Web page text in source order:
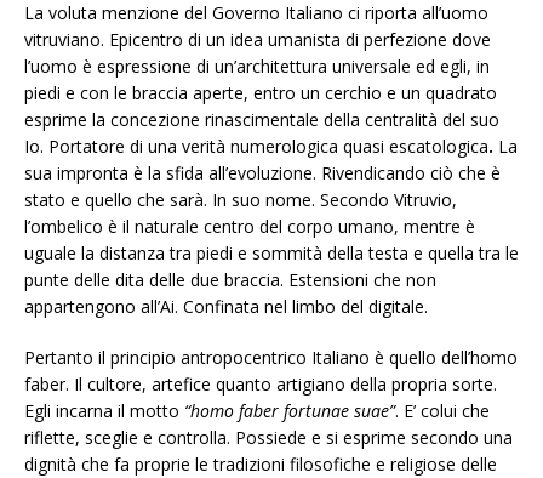
La voluta menzione del Governo Italiano ci riporta all’uomo
vitruviano. Epicentro di un idea umanista di perfezione dove
l’uomo è espressione di un’architettura universale ed egli, in
piedi e con le braccia aperte, entro un cerchio e un quadrato
esprime la concezione rinascimentale della centralità del suo
Io. Portatore di una verità numerologica quasi escatologica. La
sua impronta è la sfida all’evoluzione. Rivendicando ciò che è
stato e quello che sarà. In suo nome. Secondo Vitruvio,
l’ombelico è il naturale centro del corpo umano, mentre è
uguale la distanza tra piedi e sommità della testa e quella tra le
punte delle dita delle due braccia. Estensioni che non
appartengono all’Ai. Confinata nel limbo del digitale.
Pertanto il principio antropocentrico Italiano è quello dell’homo
faber. Il cultore, artefice quanto artigiano della propria sorte.
Egli incarna il motto “homo faber fortunae suae”. E’ colui che
riflette, sceglie e controlla. Possiede e si esprime secondo una
dignità che fa proprie le tradizioni filosofiche e religiose delle